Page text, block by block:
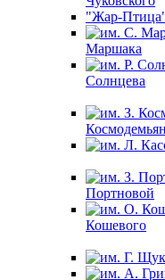
"Жар-
Маршака
Солнцева
Портновой
Кошевого